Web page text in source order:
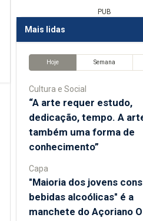
PUB
Mais lidas
Hoje Semana
Cultura e Social
“A arte requer estudo,
dedicação, tempo. A
também uma forma de
conhecimento”
Capa
"Maioria dos jovens
bebidas alcoólicas" é a
manchete do Açoriano